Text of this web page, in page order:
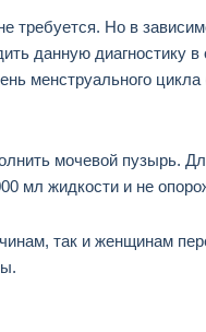
требуется. Но в
данную диагностику
менструального
мочевой пузырь.
мл жидкости и не
так и женщинам